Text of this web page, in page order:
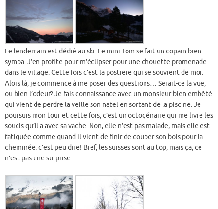
Le lendemain est dédié au ski. Le mini Tom se fait un copain bien
sympa. J’en profite pour m’éclipser pour une chouette promenade
dans le village. Cette fois c’est la postière qui se souvient de moi.
Alors là, je commence à me poser des questions… Serait-ce la vue,
ou bien l’odeur? Je fais connaissance avec un monsieur bien embêté
qui vient de perdre la veille son natel en sortant de la piscine. Je
poursuis mon tour et cette fois, c’est un octogénaire qui me livre les
soucis qu’il a avec sa vache. Non, elle n’est pas malade, mais elle est
fatiguée comme quand il vient de finir de couper son bois pour la
cheminée, c’est peu dire! Bref, les suisses sont au top, mais ça, ce
n’est pas une surprise.